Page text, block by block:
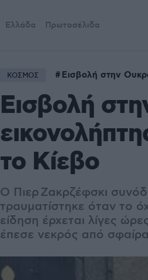
Ελλάδα Πρωτοσέλιδα
ΚΟΣΜΟΣ Εισβολή στην
Εισβολή
το Κίεβο
Ο Πιερ Ζακρζέφσκι
τραυματίστηκε όταν το
είδηση έρχεται λίγες
έπεσε νεκρός από